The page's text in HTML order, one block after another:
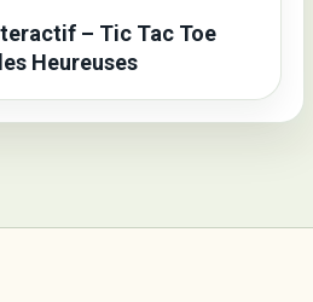
– Tic Tac Toe
Heureuses